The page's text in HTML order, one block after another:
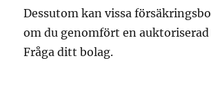
Dessutom kan vissa
om du genomfört en
Fråga ditt bolag.